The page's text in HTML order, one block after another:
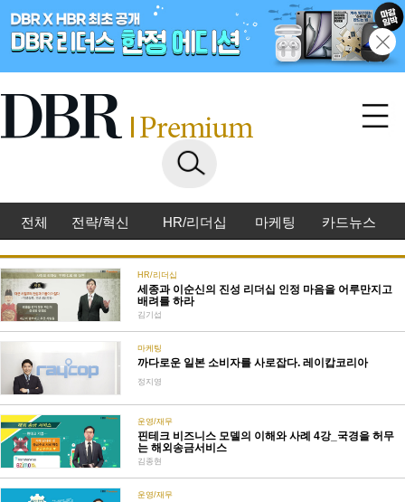
전체 전략/혁신 HR/리더십 마케팅 카드뉴스
HR/리더십
세종과 이순신의 진성 리더십 인정 마음을 어루만지고
배려를 하라
김기섭
마케팅
까다로운 일본 소비자를 사로잡다. 레이캅코리아
정지영
운영/재무
핀테크 비즈니스 모델의 이해와 사례 4강_국경을 허무
는 해외송금서비스
김종현
운영/재무